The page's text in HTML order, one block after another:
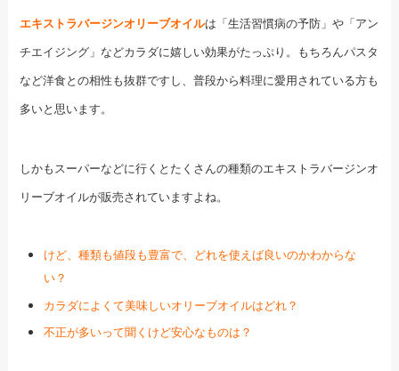
エキストラバージンオリーブオイルは「生活習慣病の予防」や「アン
チエイジング」などカラダに嬉しい効果がたっぷり。もちろんパスタ
など洋食との相性も抜群ですし、普段から料理に愛用されている方も
多いと思います。
しかもスーパーなどに行くとたくさんの種類のエキストラバージンオ
リーブオイルが販売されていますよね。
けど、種類も値段も豊富で、どれを使えば良いのかわからな
い？
カラダによくて美味しいオリーブオイルはどれ？
不正が多いって聞くけど安心なものは？